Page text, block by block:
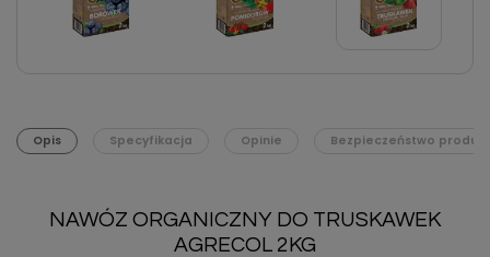
Opis Specyfikacja Opinie Bezpieczeństwo
NAWÓZ ORGANICZNY DO TRUSKAWEK
AGRECOL 2KG